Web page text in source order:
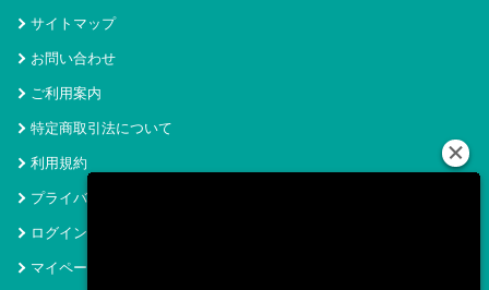
サイトマップ
お問い合わせ
ご利用案内
特定商取引法について
利用規約
プライバシーポリシー
ログイン
マイページ